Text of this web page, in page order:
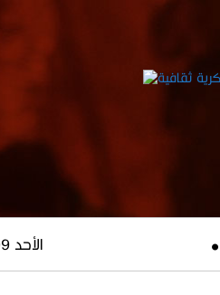
الأحد 09 أغسطس 2026